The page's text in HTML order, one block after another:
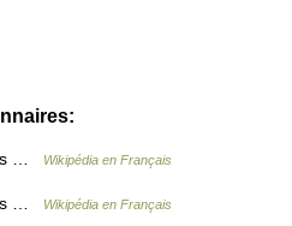
… Wikipédia en Français
… Wikipédia en Français